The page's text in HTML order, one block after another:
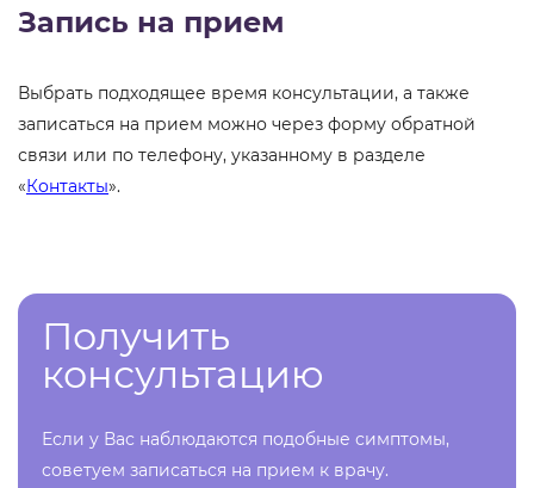
Запись на прием
Выбрать подходящее время консультации, а также
записаться на прием можно через форму обратной
связи или по телефону, указанному в разделе
«Контакты».
Получить
консультацию
Если у Вас наблюдаются подобные симптомы,
советуем записаться на прием к врачу.